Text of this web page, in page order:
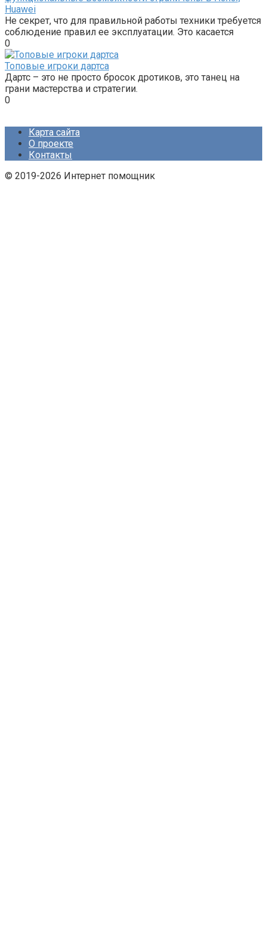
Huawei
Не секрет, что для правильной работы техники требуется
соблюдение правил ее эксплуатации. Это касается
0
Топовые игроки дартса
Дартс – это не просто бросок дротиков, это танец на
грани мастерства и стратегии.
0
Карта сайта
О проекте
Контакты
© 2019-2026 Интернет помощник